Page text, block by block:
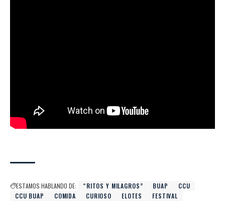
ESTAMOS HABLANDO DE: “RITOS Y MILAGROS” BUAP
CCU
CCU BUAP
COMIDA CURIOSO ELOTES
FESTIVAL